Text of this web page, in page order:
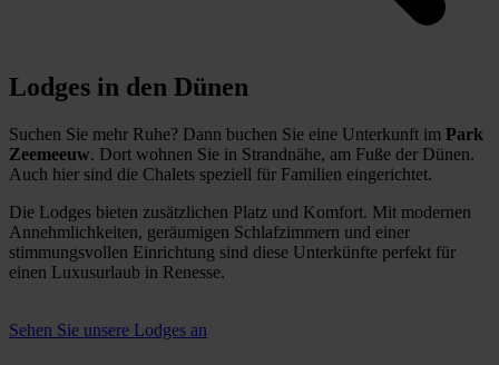
Lodges in den Dünen
Suchen Sie mehr Ruhe? Dann buchen Sie eine Unterkunft im Park
Zeemeeuw. Dort wohnen Sie in Strandnähe, am Fuße der Dünen.
Auch hier sind die Chalets speziell für Familien eingerichtet.
Die Lodges bieten zusätzlichen Platz und Komfort. Mit modernen
Annehmlichkeiten, geräumigen Schlafzimmern und einer
stimmungsvollen Einrichtung sind diese Unterkünfte perfekt für
einen Luxusurlaub in Renesse.
Sehen Sie unsere Lodges an